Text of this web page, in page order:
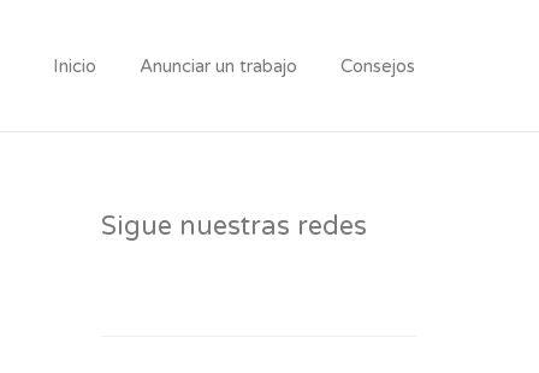
Inicio Anunciar un trabajo Consejos
Sigue nuestras redes